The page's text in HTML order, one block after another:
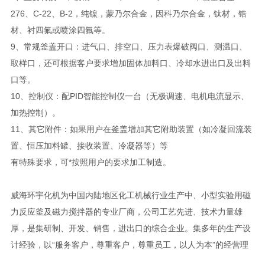
276、C-22、B-2，纯镍，蒙乃尔合金，因科乃尔合金，钛材，锆
材、衬四氟或喷涂四氟等。
9、常规釜盖开口：进气口、排空口、压力表爆破阀口、测温口、
取样口，还可根据客户要求增加固体加料口、冷却水进出口及出料
口等。
10、控制仪：配PID智能控制仪一台（无极调速、电机电流显示、
加热控制）。
11、其它附件：如果用户在釜盖增加其它附助装置（如冷凝回流装
置、恒压加料罐、接收装置、冷凝器等）等
有特殊要求，可*按照用户的要求加工制造。
威海环宇化机为中国内陆地区化工机械行业生产中、小型实验用磁
力反应釜及磁力搅拌器的专业厂商，公司工艺先进、技术力量雄
厚，是集研制、开发、销售，进出口的综合企业。集多年的生产设
计经验，以“服务客户，尊重客户，尊重员工，以人为本”的经营理